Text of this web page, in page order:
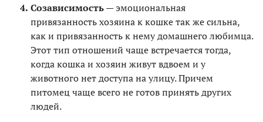
Созависимость— эмоциональная
привязанность хозяина к кошке так же сильна,
как и привязанность к нему домашнего любимца.
Этот тип отношений чаще встречается тогда,
когда кошка и хозяин живут вдвоем и у
животного нет доступа на улицу. Причем
питомец чаще всего не готов принять других
людей.